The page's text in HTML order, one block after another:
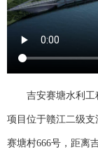
吉安赛塘水利工
项目位于赣江二级
赛塘村666号，距离